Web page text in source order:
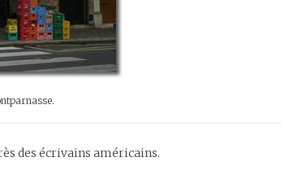
des écrivains américains.